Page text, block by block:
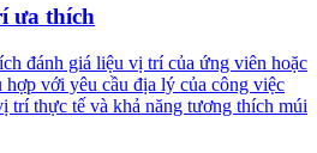
ưa thích
đánh giá liệu vị trí của ứng viên hoặc
hợp với yêu cầu địa lý của công việc
trí thực tế và khả năng tương thích múi